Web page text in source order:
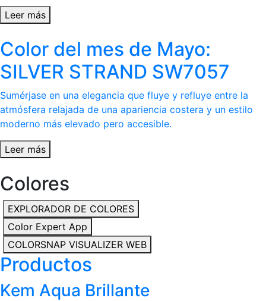
Leer más
Color del mes de Mayo:
SILVER STRAND SW7057
Sumérjase en una elegancia que fluye y refluye entre la
atmósfera relajada de una apariencia costera y un estilo
moderno más elevado pero accesible.
Leer más
Colores
EXPLORADOR DE COLORES
Color Expert App
COLORSNAP VISUALIZER WEB
Productos
Kem Aqua Brillante